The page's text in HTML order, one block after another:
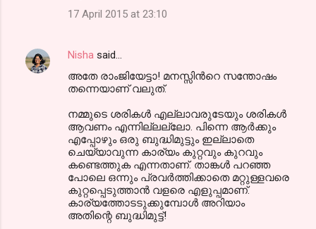
17 April 2015 at 23:10
Nisha said…
അതേ രാംജിയേട്ടാ! മനസ്സിന്‍റെ സന്തോഷം
തന്നെയാണ് വലുത്.
നമ്മുടെ ശരികള്‍ എല്ലാവരുടേയും ശരികള്‍
ആവണം എന്നില്ലല്ലോ. പിന്നെ ആര്‍ക്കും
എപ്പോഴും ഒരു ബുദ്ധിമുട്ടും ഇല്ലാതെ
ചെയ്യാവുന്ന കാര്യം കുറ്റവും കുറവും
കണ്ടെത്തുക എന്നതാണ്. താങ്കള്‍ പറഞ്ഞ
പോലെ ഒന്നും പ്രവര്‍ത്തിക്കാതെ മറ്റുള്ളവരെ
കുറ്റപ്പെടുത്താന്‍ വളരെ എളുപ്പമാണ്.
കാര്യത്തോടടുക്കുമ്പോള്‍ അറിയാം
അതിന്റെ ബുദ്ധിമുട്ട്!